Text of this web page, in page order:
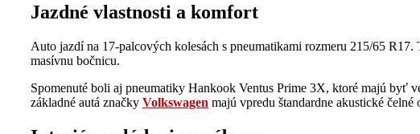
Jazdné vlastnosti a komfort
Auto jazdí na 17-palcových kolesách s pneumatikami rozmeru 215/65
masívnu bočnicu.
Spomenuté boli aj pneumatiky Hankook Ventus Prime 3X, ktoré majú byť
základné autá značky Volkswagen majú vpredu štandardne akustické čelné